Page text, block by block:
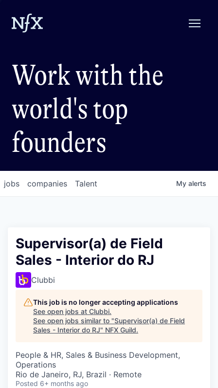
Work with the
world's top
founders
jobs companies Talent My alerts
Supervisor(a) de Field
Sales - Interior do RJ
Clubbi
This job is no longer accepting applications
See open jobs at Clubbi.
See open jobs similar to "Supervisor(a) de Field
Sales - Interior do RJ" NFX Guild.
People & HR, Sales & Business Development,
Operations
Rio de Janeiro, RJ, Brazil · Remote
Posted 6+ months ago